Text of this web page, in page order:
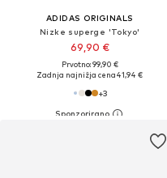
ADIDAS ORIGINALS
Nizke superge 'Tokyo'
69,90 €
Prvotno: 99,90 €
Zadnja najnižja cena41,94 €
+3